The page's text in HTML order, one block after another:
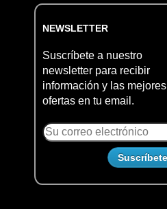
NEWSLETTER
Suscríbete a nuestro
newsletter para recibir
información y las mejores
ofertas en tu email.